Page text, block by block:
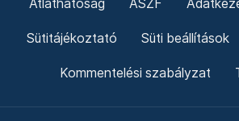
Átláthatóság ÁSZF
Sütitájékoztató Süti beállítások
Kommentelési szabályzat